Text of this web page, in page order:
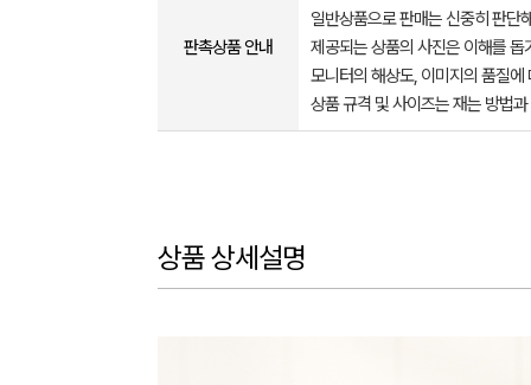
판촉상품 안내
일반상품으로 판매는 신중히 판단
제공되는 상품의 사진은 이해를
모니터의 해상도, 이미지의 품질
상품 규격 및 사이즈는 재는 방법
상품 상세설명